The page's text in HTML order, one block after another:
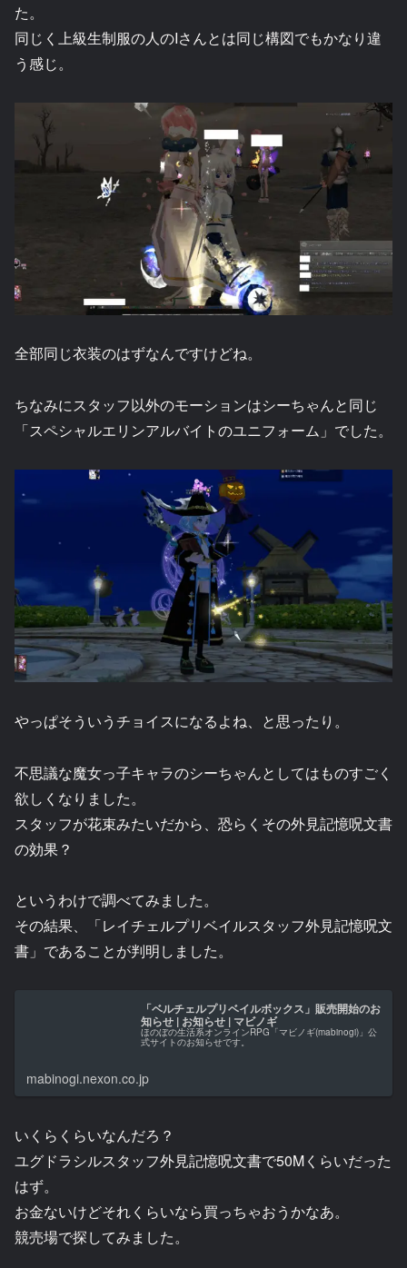
た。
同じく上級生制服の人のIさんとは同じ構図でもかなり違
う感じ。
全部同じ衣装のはずなんですけどね。
ちなみにスタッフ以外のモーションはシーちゃんと同じ
「スペシャルエリンアルバイトのユニフォーム」でした。
やっぱそういうチョイスになるよね、と思ったり。
不思議な魔女っ子キャラのシーちゃんとしてはものすごく
欲しくなりました。
スタッフが花束みたいだから、恐らくその外見記憶呪文書
の効果？
というわけで調べてみました。
その結果、「レイチェルプリベイルスタッフ外見記憶呪文
書」であることが判明しました。
「ベルチェルプリベイルボックス」販売開始のお
知らせ | お知らせ | マビノギ
ほのぼの生活系オンラインRPG「マビノギ(mabinogi)」公
式サイトのお知らせです。
mabinogi.nexon.co.jp
いくらくらいなんだろ？
ユグドラシルスタッフ外見記憶呪文書で50Mくらいだった
はず。
お金ないけどそれくらいなら買っちゃおうかなあ。
競売場で探してみました。